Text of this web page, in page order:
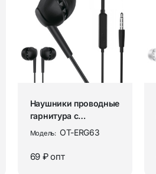
Наушники проводные
гарнитура с
микрофоном Орбита
Модель: OT-ERG63
69 ₽опт